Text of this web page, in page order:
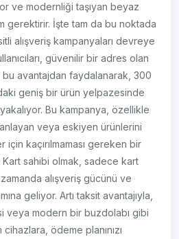
ve modernliği taşıyan beyaz
gerektirir. İşte tam da bu noktada
alışveriş kampanyaları devreye
güvenilir bir adres olan
bu avantajdan faydalanarak, 300
geniş bir ürün yelpazesinde
Bu kampanya, özellikle
veya eskiyen ürünlerini
kaçırılmaması gereken bir
Kart sahibi olmak, sadece kart
alışveriş gücünü ve
geliyor. Artı taksit avantajıyla,
veya modern bir buzdolabı gibi
ödeme planınızı